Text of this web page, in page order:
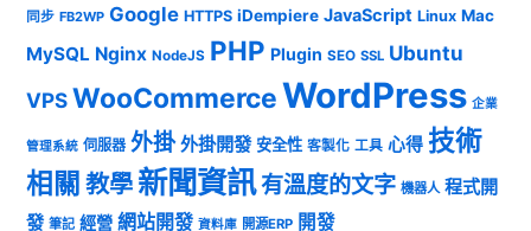
同步 FB2WP Google HTTPS iDempiere JavaScript Linux Mac
MySQL Nginx NodeJS PHP Plugin SEO SSL Ubuntu
VPSWooCommerceWordPress 企業
管理系統 伺服器 外掛 外掛開發 安全性 客製化 工具 心得 技術
相關 教學 新聞資訊有溫度的文字 機器人 程式開
發 筆記 經營 網站開發 資料庫 開源ERP 開發